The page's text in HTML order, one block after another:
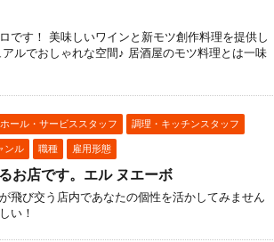
です！ 美味しいワインと新モツ創作料理を提供し
ルでおしゃれな空間♪ 居酒屋のモツ料理とは一味
ホール・サービススタッフ 調理・キッチンスタッフ
ンル 職種 雇用形態
お店です。エル ヌエーボ
飛び交う店内であなたの個性を活かしてみません
い！